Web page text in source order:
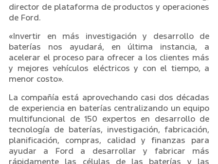
director de plataforma de productos y operaciones
de Ford.
«Invertir en más investigación y desarrollo de
baterías nos ayudará, en última instancia, a
acelerar el proceso para ofrecer a los clientes más
y mejores vehículos eléctricos y con el tiempo, a
menor costo».
La compañía está aprovechando casi dos décadas
de experiencia en baterías centralizando un equipo
multifuncional de 150 expertos en desarrollo de
tecnología de baterías, investigación, fabricación,
planificación, compras, calidad y finanzas para
ayudar a Ford a desarrollar y fabricar más
rápidamente las células de las baterías y las